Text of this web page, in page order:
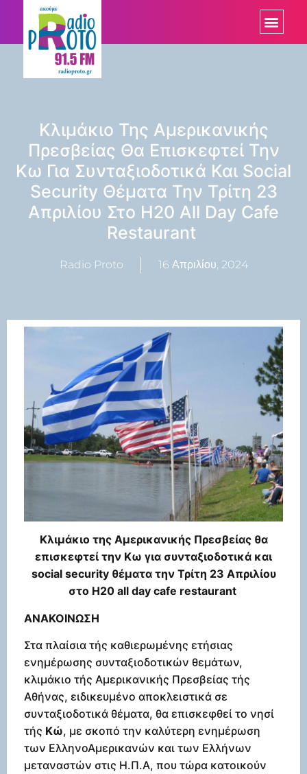
Κλιμάκιο Της Αμερικανικής
Πρεσβείας Θα Επισκεφτεί Την
Κω Για Συνταξιοδοτικά Και Social
Security Θέματα Την Τρίτη 23
Απριλίου Στο H20 All Day Cafe
Restaurant
Radio Proto 16 Απριλίου, 2024
Κλιμάκιο της Αμερικανικής Πρεσβείας θα
επισκεφτεί την Κω για συνταξιοδοτικά και
social security θέματα την Τρίτη 23 Απριλίου
στο H20 all day cafe restaurant
ΑΝΑΚΟΙΝΩΣΗ
Στα πλαίσια τής καθιερωμένης ετήσιας
ενημέρωσης συνταξιοδοτικών θεμάτων,
κλιμάκιο τής Αμερικανικής Πρεσβείας τής
Αθήνας, ειδικευμένο αποκλειστικά σε
συνταξιοδοτικά θέματα, θα επισκεφθεί το νησί
τής Κώ, με σκοπό την καλύτερη ενημέρωση
των ΕλληνοΑμερικανών και των Ελλήνων
μεταναστών στις Η.Π.Α, που τώρα κατοικούν